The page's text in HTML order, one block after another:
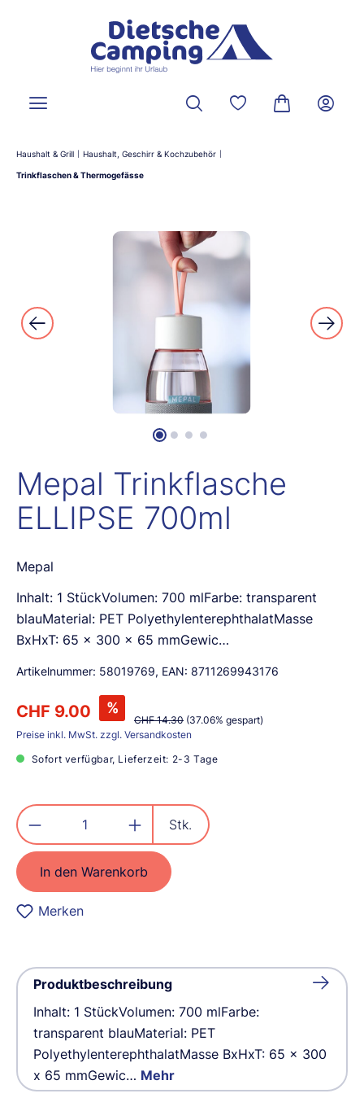
Du hast 0 Produkte
Warenkorb
Haushalt & Grill Haushalt, Geschirr & Kochzubehör
Trinkflaschen & Thermogefässe
Bildergalerie überspringen
Mepal Trinkflasche
ELLIPSE 700ml
Mepal
Inhalt: 1 StückVolumen: 700 mlFarbe: transparent
blauMaterial: PET PolyethylenterephthalatMasse
BxHxT: 65 x 300 x 65 mmGewic…
Artikelnummer: 58019769, EAN: 8711269943176
CHF 9.00 %
CHF 14.30 (37.06% gespart)
Preise inkl. MwSt. zzgl. Versandkosten
Sofort verfügbar, Lieferzeit: 2-3 Tage
Produkt Anzahl: Gib den
Stk.
In den Warenkorb
Merken
Produktbeschreibung
Inhalt: 1 StückVolumen: 700 mlFarbe:
transparent blauMaterial: PET
PolyethylenterephthalatMasse BxHxT: 65 x 300
x 65 mmGewic… Mehr